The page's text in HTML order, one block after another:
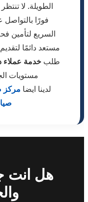
الطويلة. لا
فورًا بالتواصل
السريع لتأمين
مستعد دائمًا
طلبخدمة عملاء
مستويات
لدينا ايضا مركز
هل انت